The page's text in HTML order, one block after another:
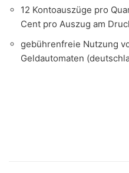
12 Kontoauszüge pro
Cent pro Auszug am
gebührenfreie Nutzung
Geldautomaten